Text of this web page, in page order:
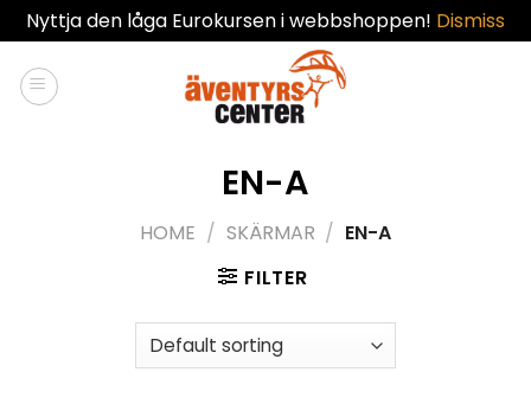
Nyttja den låga Eurokursen i webbshoppen! Dismiss
content
EN-A
HOME / SKÄRMAR / EN-A
FILTER